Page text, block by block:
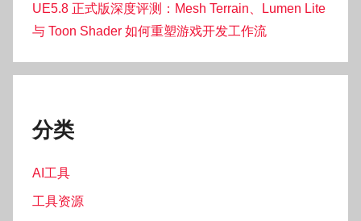
UE5.8 正式版深度评测：Mesh Terrain、Lumen Lite
与 Toon Shader 如何重塑游戏开发工作流
分类
AI工具
工具资源